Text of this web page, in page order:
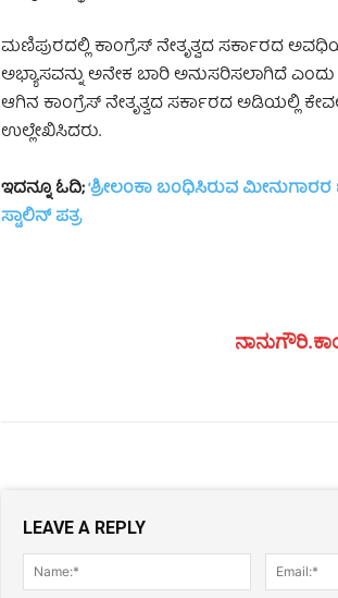
ಮಣಿಪುರದಲ್ಲಿ ಕಾಂಗ್ರೆಸ್ ನೇತೃತ್ವದ ಸರ್ಕಾರದ
ಅಭ್ಯಾಸವನ್ನು ಅನೇಕ ಬಾರಿ ಅನುಸರಿಸಲಾಗಿದೆ ಎಂದು
ಆಗಿನ ಕಾಂಗ್ರೆಸ್ ನೇತೃತ್ವದ ಸರ್ಕಾರದ ಅಡಿಯಲ್ಲಿ
ಉಲ್ಲೇಖಿಸಿದರು.
ಇದನ್ನೂ ಓದಿ;‘ಶ್ರೀಲಂಕಾ ಬಂಧಿಸಿರುವ
ಸ್ಟಾಲಿನ್ ಪತ್ರ
LEAVE A REPLY
Name:*